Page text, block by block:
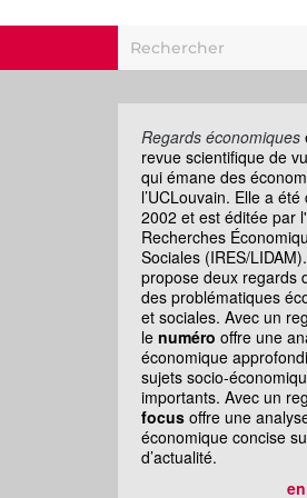
Regards économiques
revue scientifique de
qui émane des
l’UCLouvain. Elle a
2002 et est éditée par
Recherches
Sociales (IRES/
propose deux regards
des problématiques
et sociales. Avec un
le numéro offre une
économique
sujets socio-
importants. Avec un
focus offre une
économique concise
d’actualité.